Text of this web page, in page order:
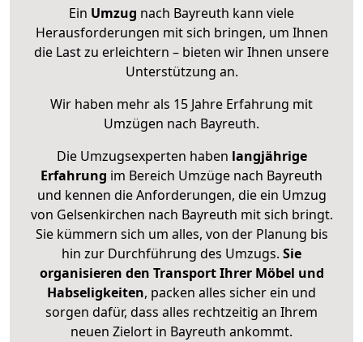
Ein Umzug nach Bayreuth kann viele
Herausforderungen mit sich bringen, um Ihnen
die Last zu erleichtern – bieten wir Ihnen unsere
Unterstützung an.
Wir haben mehr als 15 Jahre Erfahrung mit
Umzügen nach Bayreuth.
Die Umzugsexperten haben langjährige
Erfahrung im Bereich Umzüge nach Bayreuth
und kennen die Anforderungen, die ein Umzug
von Gelsenkirchen nach Bayreuth mit sich bringt.
Sie kümmern sich um alles, von der Planung bis
hin zur Durchführung des Umzugs. Sie
organisieren den Transport Ihrer Möbel und
Habseligkeiten, packen alles sicher ein und
sorgen dafür, dass alles rechtzeitig an Ihrem
neuen Zielort in Bayreuth ankommt.